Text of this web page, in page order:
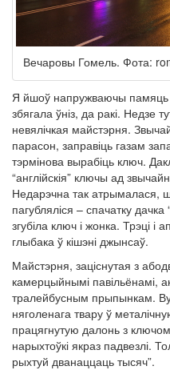
Вечаровы Гомель. Фота:
Я йшоў напружваючы памяць
збягала ўніз, да ракі. Недзе
невялічкая майстэрня.
парасон, заправіць газам
тэрмінова вырабіць ключ.
“англійскія” ключы ад
Недарэчна так атрымалася,
пагубляліся – спачатку
згубіла ключ і жонка. Трэці
глыбака ў кішэні джынсаў.
Майстэрня, заціснутая з
камерцыйнымі павільёнамі,
тралейбусным прыпынкам.
няголенага твару ў
працягнутую далонь з
нарыхтоўкі якраз падвезлі.
рыхтуй дванаццаць тысяч”.